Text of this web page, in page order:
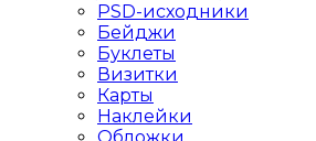
PSD-исходники
Бейджи
Буклеты
Визитки
Карты
Наклейки